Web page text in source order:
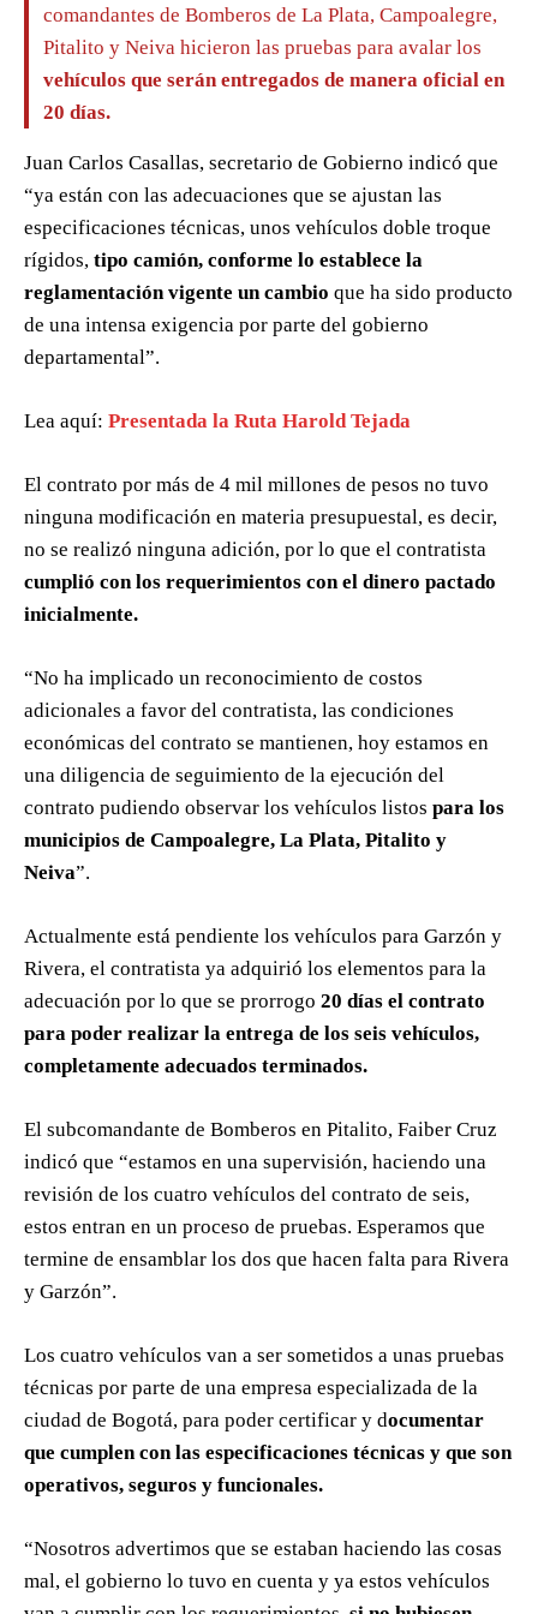
comandantes de Bomberos de La Plata, Campoalegre,
Pitalito y Neiva hicieron las pruebas para avalar los
vehículos que serán entregados de manera oficial en
20 días.
Juan Carlos Casallas, secretario de Gobierno indicó que
“ya están con las adecuaciones que se ajustan las
especificaciones técnicas, unos vehículos doble troque
rígidos, tipo camión, conforme lo establece la
reglamentación vigente un cambio que ha sido producto
de una intensa exigencia por parte del gobierno
departamental”.
Lea aquí: Presentada la Ruta Harold Tejada
El contrato por más de 4 mil millones de pesos no tuvo
ninguna modificación en materia presupuestal, es decir,
no se realizó ninguna adición, por lo que el contratista
cumplió con los requerimientos con el dinero pactado
inicialmente.
“No ha implicado un reconocimiento de costos
adicionales a favor del contratista, las condiciones
económicas del contrato se mantienen, hoy estamos en
una diligencia de seguimiento de la ejecución del
contrato pudiendo observar los vehículos listos para los
municipios de Campoalegre, La Plata, Pitalito y
Neiva”.
Actualmente está pendiente los vehículos para Garzón y
Rivera, el contratista ya adquirió los elementos para la
adecuación por lo que se prorrogo 20 días el contrato
para poder realizar la entrega de los seis vehículos,
completamente adecuados terminados.
El subcomandante de Bomberos en Pitalito, Faiber Cruz
indicó que “estamos en una supervisión, haciendo una
revisión de los cuatro vehículos del contrato de seis,
estos entran en un proceso de pruebas. Esperamos que
termine de ensamblar los dos que hacen falta para Rivera
y Garzón”.
Los cuatro vehículos van a ser sometidos a unas pruebas
técnicas por parte de una empresa especializada de la
ciudad de Bogotá, para poder certificar y documentar
que cumplen con las especificaciones técnicas y que son
operativos, seguros y funcionales.
“Nosotros advertimos que se estaban haciendo las cosas
mal, el gobierno lo tuvo en cuenta y ya estos vehículos